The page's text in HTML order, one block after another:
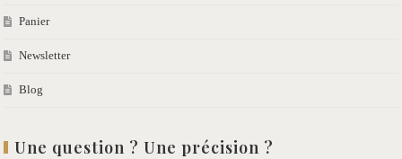
Panier
Newsletter
Blog
Une question ? Une précision ?